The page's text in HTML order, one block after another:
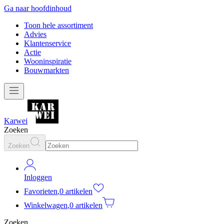
Ga naar hoofdinhoud
Toon hele assortiment
Advies
Klantenservice
Actie
Wooninspiratie
Bouwmarkten
Karwei
Zoeken
Zoeken
Inloggen
Favorieten,0 artikelen
Winkelwagen,0 artikelen
Zoeken